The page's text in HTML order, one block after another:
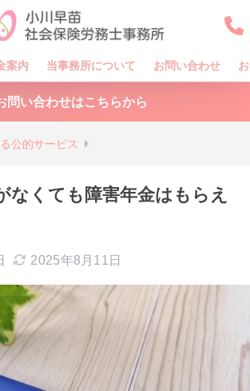
案内 当事務所について お問い合わせ
問い合わせはこちらから
公的サービス
なくても障害年金はもらえ
2025年8月11日